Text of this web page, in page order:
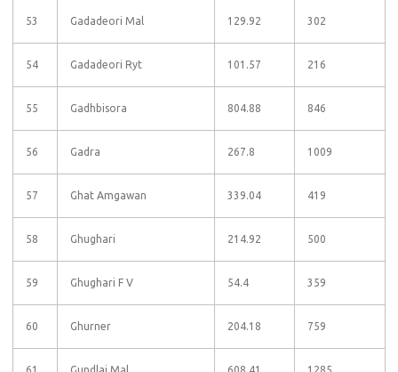
53 Gadadeori Mal 129.92 302
54 Gadadeori Ryt 101.57 216
55 Gadhbisora 804.88 846
56 Gadra 267.8 1009
57 Ghat Amgawan 339.04 419
58 Ghughari 214.92 500
59 Ghughari F V 54.4 359
60 Ghurner 204.18 759